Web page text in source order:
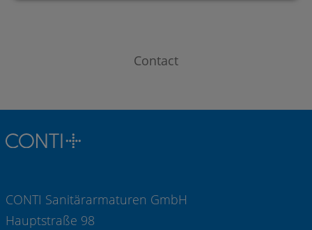
Contact
CONTI Sanitärarmaturen GmbH
Hauptstraße 98